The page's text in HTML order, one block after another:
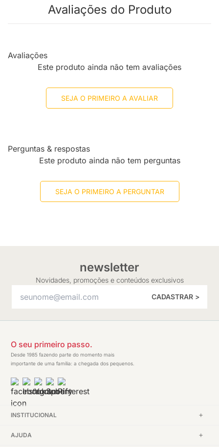
Avaliações do Produto
Avaliações
Este produto ainda não tem avaliações
SEJA O PRIMEIRO A AVALIAR
Perguntas & respostas
Este produto ainda não tem perguntas
SEJA O PRIMEIRO A PERGUNTAR
newsletter
Novidades, promoções e conteúdos exclusivos
CADASTRAR >
O seu primeiro passo.
Desde 1985 fazendo parte do momento mais
importante de uma família: a chegada dos pequenos.
INSTITUCIONAL
AJUDA